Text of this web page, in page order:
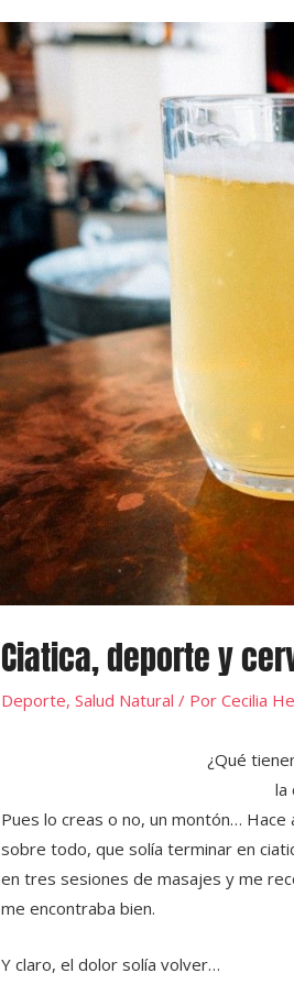
Ciatica, deporte y
Deporte, Salud Natural / Por Cecilia
¿Qué
la
Pues lo creas o no, un montón…
sobre todo, que solía terminar en
en tres sesiones de masajes y me
me encontraba bien.
Y claro, el dolor solía volver…
Compartir
en
Compartir
en